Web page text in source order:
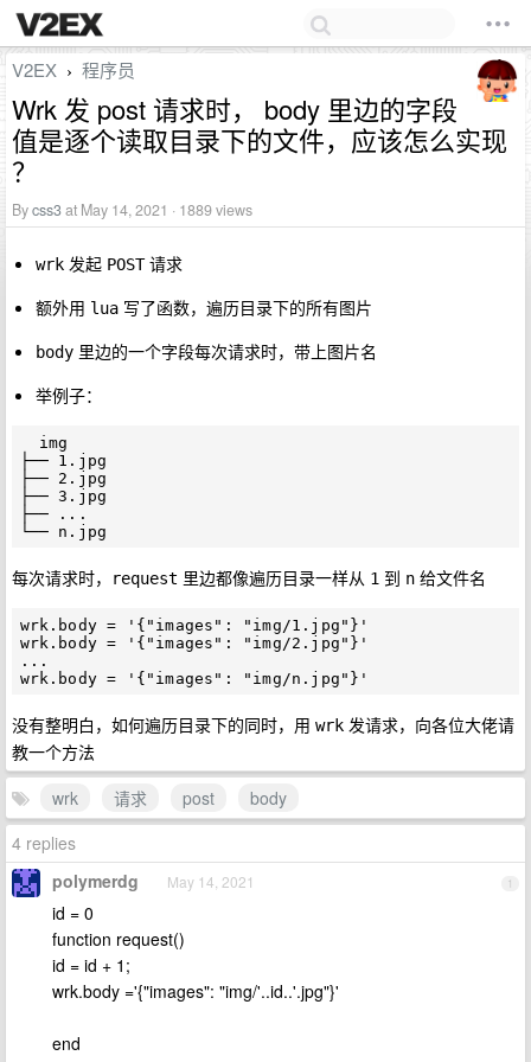
V2EX › 程序员
Wrk 发 post 请求时， body 里边的字段
值是逐个读取目录下的文件，应该怎么实现
？
Bycss3at May 14, 2021 · 1889 views
wrk 发起 POST请求
额外用 lua 写了函数，遍历目录下的所有图片
body 里边的一个字段每次请求时，带上图片名
举例子：
├── 1.jpg
├── 2.jpg
├── 3.jpg
├── ...
每次请求时， request 里边都像遍历目录一样从 1 到 n 给文件名
wrk.body = '{"images": "img/1.jpg"}'
wrk.body = '{"images": "img/2.jpg"}'
...
没有整明白，如何遍历目录下的同时，用 wrk 发请求，向各位大佬请
教一个方法
wrk
请求 post
body
4 replies
1
polymerdg May 14, 2021
id = 0
function request()
id = id + 1;
wrk.body ='{"images": "img/'..id..'.jpg"}'
end